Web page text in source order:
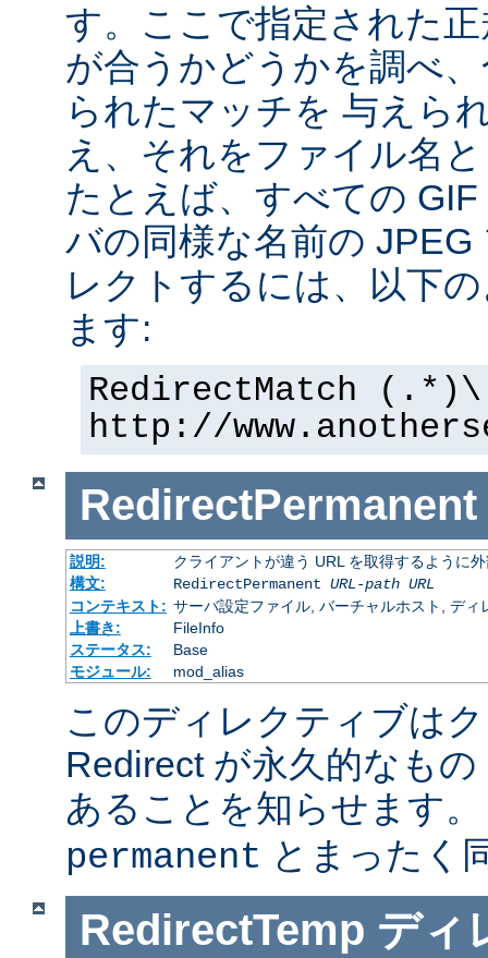
す。ここで指定された
が合うかどうかを調べ
られたマッチを 与えら
え、それをファイル名
たとえば、すべての
バの同様な名前の
レクトするには、以下
ます:
RedirectMatch
http://
RedirectPermanent
説明:
クライアントが違う URL を取得するように
構文:
RedirectPermanent URL-path URL
コンテキスト: サーバ設定ファイル, バーチャルホスト, ディ
上書き:
FileInfo
ステータス:
Base
モジュール:
mod_alias
このディレクティブは
Redirect が永久的なも
あることを知らせます
permanent とまったく
RedirectTemp ディ